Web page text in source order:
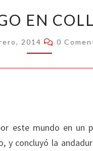
EN
COLLIURE
EN
2014 0
este mundo en un
y concluyó la